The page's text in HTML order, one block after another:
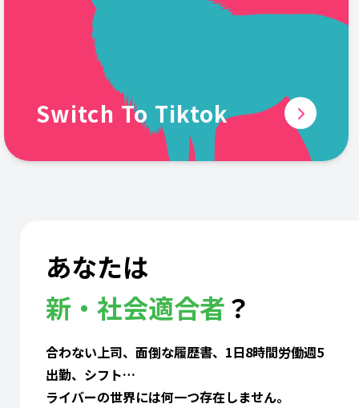
Switch To Tiktok
あなたは
新・社会適合者？
合わない上司、面倒な履歴書、1日8時間労働週5
出勤、シフト…
ライバーの世界には何一つ存在しません。